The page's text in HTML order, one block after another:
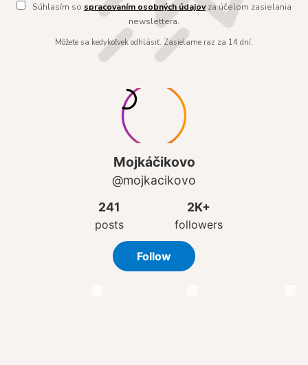
Súhlasím so spracovaním osobných údajovza účelom zasielania
newslettera.
Môžete sa kedykoľvek odhlásiť. Zasielame raz za 14 dní.